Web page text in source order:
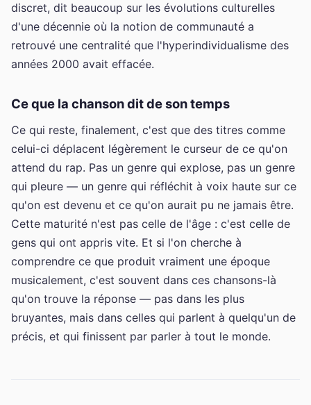
discret, dit beaucoup sur les évolutions culturelles
d'une décennie où la notion de communauté a
retrouvé une centralité que l'hyperindividualisme des
années 2000 avait effacée.
Ce que la chanson dit de son temps
Ce qui reste, finalement, c'est que des titres comme
celui-ci déplacent légèrement le curseur de ce qu'on
attend du rap. Pas un genre qui explose, pas un genre
qui pleure — un genre qui réfléchit à voix haute sur ce
qu'on est devenu et ce qu'on aurait pu ne jamais être.
Cette maturité n'est pas celle de l'âge : c'est celle de
gens qui ont appris vite. Et si l'on cherche à
comprendre ce que produit vraiment une époque
musicalement, c'est souvent dans ces chansons-là
qu'on trouve la réponse — pas dans les plus
bruyantes, mais dans celles qui parlent à quelqu'un de
précis, et qui finissent par parler à tout le monde.